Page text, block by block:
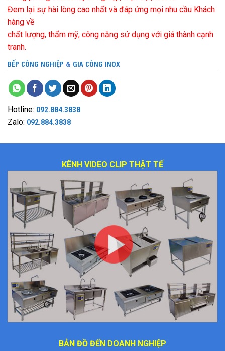
Đem lại sự hài lòng cao nhất và đáp ứng mọi nhu cầu Khách
hàng về
chất lượng, thẩm mỹ, công năng sử dụng với giá thành cạnh
tranh.
BẾP CÔNG NGHIỆP & GIA CÔNG INOX
Hotline: 092.884.3838
Zalo: 092.884.3838
KÊNH VIDEO CLIP THẬT TẾ
BẢN ĐỒ ĐẾN DOANH NGHIỆP